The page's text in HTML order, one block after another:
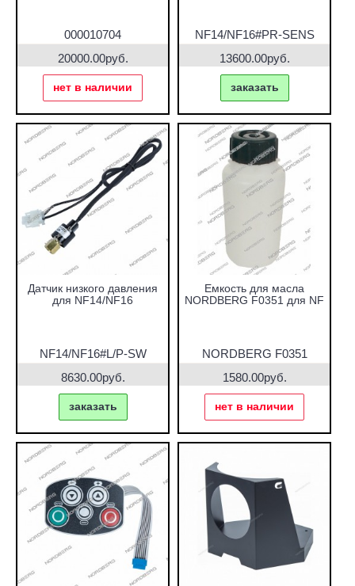
000010704
20000.00руб.
нет в наличии
NF14/NF16#PR-SENS
13600.00руб.
заказать
Датчик низкого давления
для NF14/NF16
NF14/NF16#L/P-SW
8630.00руб.
заказать
Емкость для масла
NORDBERG F0351 для NF
NORDBERG F0351
1580.00руб.
нет в наличии